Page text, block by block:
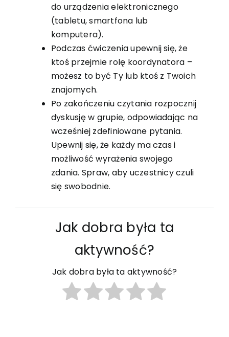
do urządzenia elektronicznego
(tabletu, smartfona lub
komputera).
Podczas ćwiczenia upewnij się, że
ktoś przejmie rolę koordynatora –
możesz to być Ty lub ktoś z Twoich
znajomych.
Po zakończeniu czytania rozpocznij
dyskusję w grupie, odpowiadając na
wcześniej zdefiniowane pytania.
Upewnij się, że każdy ma czas i
możliwość wyrażenia swojego
zdania. Spraw, aby uczestnicy czuli
się swobodnie.
Jak dobra była ta
aktywność?
Jak dobra była ta aktywność?